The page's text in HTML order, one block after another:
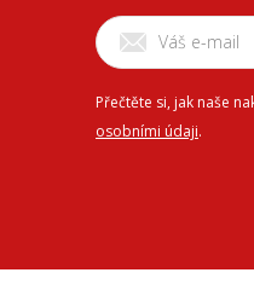
Přečtěte si, jak naše
osobními údaji.